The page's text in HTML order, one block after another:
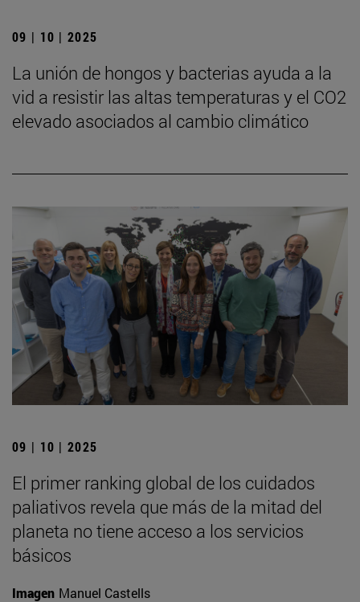
09 | 10 | 2025
La unión de hongos y bacterias ayuda a la
vid a resistir las altas temperaturas y el CO2
elevado asociados al cambio climático
09 | 10 | 2025
El primer ranking global de los cuidados
paliativos revela que más de la mitad del
planeta no tiene acceso a los servicios
básicos
Imagen Manuel Castells